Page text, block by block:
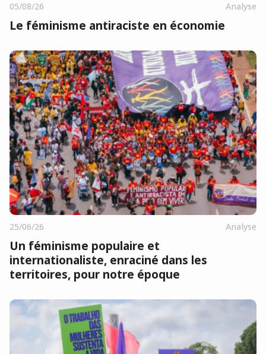
05/08/26 Analyse
Le féminisme antiraciste en économie
25/06/26 Analyse
Un féminisme populaire et
internationaliste, enraciné dans les
territoires, pour notre époque